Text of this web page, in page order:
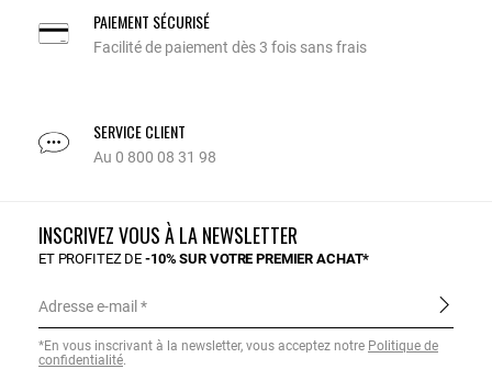
PAIEMENT SÉCURISÉ
Facilité de paiement dès 3 fois sans frais
SERVICE CLIENT
Au 0 800 08 31 98
INSCRIVEZ VOUS À LA NEWSLETTER
ET PROFITEZ DE-10% SUR VOTRE PREMIER ACHAT*
Adresse e-mail
*En vous inscrivant à la newsletter, vous acceptez notre Politique de
confidentialité.